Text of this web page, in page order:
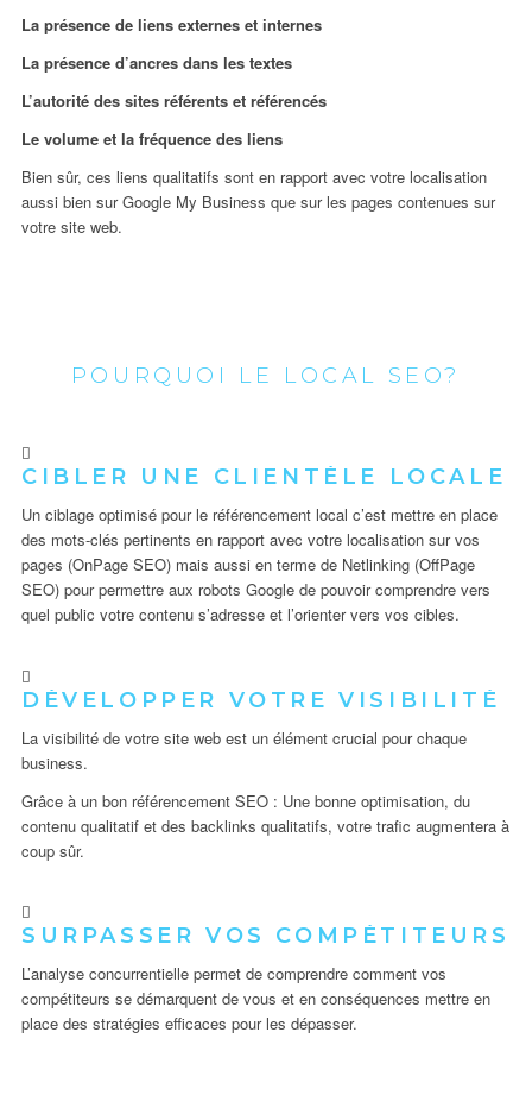
La présence de liens externes et internes
La présence d’ancres dans les textes
L’autorité des sites référents et référencés
Le volume et la fréquence des liens
Bien sûr, ces liens qualitatifs sont en rapport avec votre localisation
aussi bien sur Google My Business que sur les pages contenues sur
votre site web.
POURQUOI LE LOCAL SEO?
CIBLER UNE CLIENTÈLE LOCALE
Un ciblage optimisé pour le référencement local c’est mettre en place
des mots-clés pertinents en rapport avec votre localisation sur vos
pages (OnPage SEO) mais aussi en terme de Netlinking (OffPage
SEO) pour permettre aux robots Google de pouvoir comprendre vers
quel public votre contenu s’adresse et l’orienter vers vos cibles.
DÉVELOPPER VOTRE VISIBILITÉ
La visibilité de votre site web est un élément crucial pour chaque
business.
Grâce à un bon référencement SEO : Une bonne optimisation, du
contenu qualitatif et des backlinks qualitatifs, votre trafic augmentera à
coup sûr.
SURPASSER VOS COMPÉTITEURS
L’analyse concurrentielle permet de comprendre comment vos
compétiteurs se démarquent de vous et en conséquences mettre en
place des stratégies efficaces pour les dépasser.